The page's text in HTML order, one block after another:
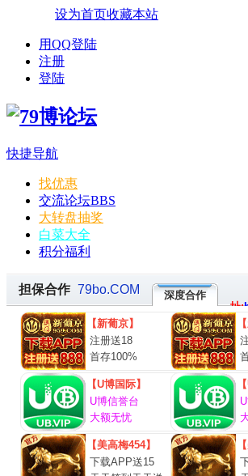
设为首页收藏本站
用QQ登陆
注册
登陆
快捷导航
找优惠
交流论坛BBS
大转盘抽奖
白菜大全
积分福利